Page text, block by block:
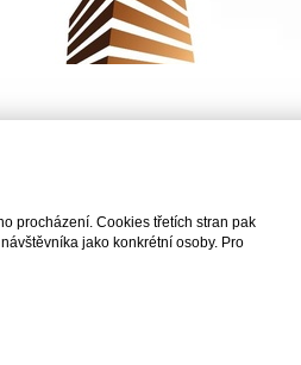
procházení. Cookies třetích stran pak
jako konkrétní osoby. Pro